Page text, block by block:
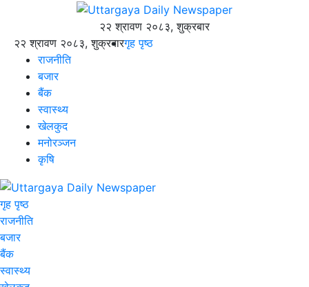
२२ श्रावण २०८३, शुक्रबार
२२ श्रावण २०८३, शुक्रबारगृह पृष्ठ
राजनीति
बजार
बैंक
स्वास्थ्य
खेलकुद
मनोरञ्जन
कृषि
गृह पृष्ठ
राजनीति
बजार
बैंक
स्वास्थ्य